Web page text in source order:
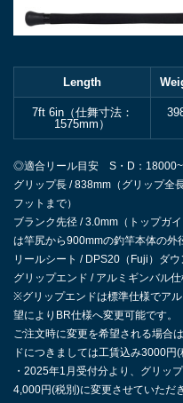
Length
7ft 6in（仕舞寸法：
1575mm）
◎適合リール目安 S・D：
グリップ長 / 838mm（グリップ全
フットまで）
ブランク先径 / 3.0mm（トップガ
は竿尻から900mmの釣竿本体の外
リールシート / DPS20（Fuji）ダウ
グリップエンド / アルミギンバル
※グリップエンドは標準仕様でア
望によりBR仕様へ変更可能です。
ご注文時に変更を希望される場合
ドにつきましては工賃込み3000円(
・2025年1月受付分より、グリッ
4,000円(税別)に変更させていただ